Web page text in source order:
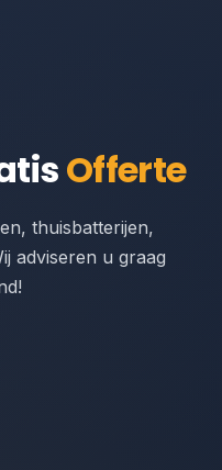
Offerte
thuisbatterijen,
adviseren u graag